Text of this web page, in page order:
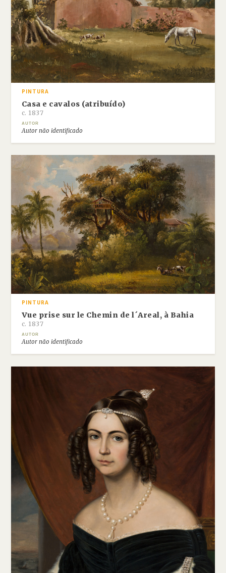
PINTURA
Casa e cavalos (atribuído)
c. 1837
AUTOR
Autor não identificado
PINTURA
Vue prise sur le Chemin de l´Areal, à Bahia
c. 1837
AUTOR
Autor não identificado